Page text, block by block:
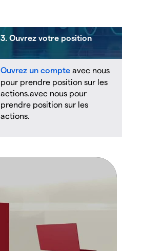
3. Ouvrez votre position
Ouvrez un compte avec nous
pour prendre position sur les
actions.avec nous pour
prendre position sur les
actions.